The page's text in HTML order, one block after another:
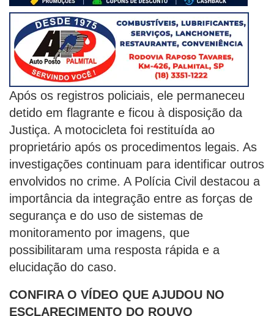
Após os registros policiais, ele permaneceu
detido em flagrante e ficou à disposição da
Justiça. A motocicleta foi restituída ao
proprietário após os procedimentos legais. As
investigações continuam para identificar outros
envolvidos no crime. A Polícia Civil destacou a
importância da integração entre as forças de
segurança e do uso de sistemas de
monitoramento por imagens, que
possibilitaram uma resposta rápida e a
elucidação do caso.
CONFIRA O VÍDEO QUE AJUDOU NO
ESCLARECIMENTO DO ROUVO